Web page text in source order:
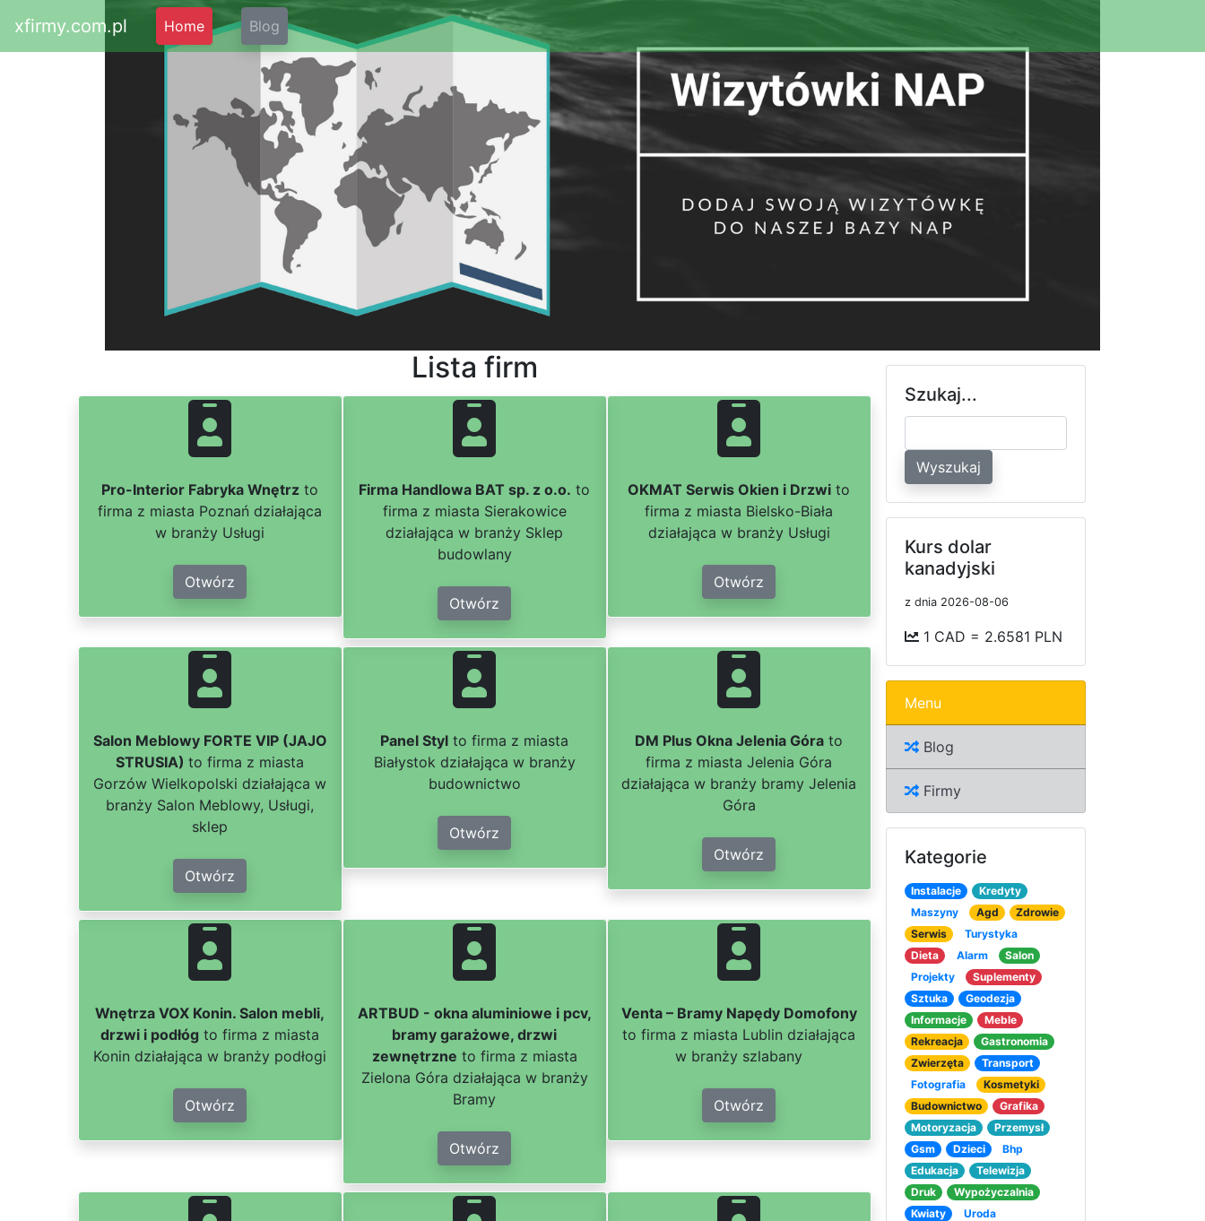
xfirmy.com.pl Home Blog
Lista firm
Pro-Interior Fabryka Wnętrz to
firma z miasta Poznań działająca
w branży Usługi
Otwórz
Firma Handlowa BAT sp. z o.o. to
firma z miasta Sierakowice
działająca w branży Sklep
budowlany
Otwórz
OKMAT Serwis Okien i Drzwi to
firma z miasta Bielsko-Biała
działająca w branży Usługi
Otwórz
Salon Meblowy FORTE VIP (JAJO
STRUSIA)to firma z miasta
Gorzów Wielkopolski działająca w
branży Salon Meblowy, Usługi,
sklep
Otwórz
Panel Styl to firma z miasta
Białystok działająca w branży
budownictwo
Otwórz
DM Plus Okna Jelenia Góra to
firma z miasta Jelenia Góra
działająca w branży bramy Jelenia
Góra
Otwórz
Wnętrza VOX Konin. Salon mebli,
drzwi i podłóg to firma z miasta
Konin działająca w branży podłogi
Otwórz
ARTBUD - okna aluminiowe i pcv,
bramy garażowe, drzwi
zewnętrzne to firma z miasta
Zielona Góra działająca w branży
Bramy
Otwórz
Venta – Bramy Napędy Domofony
to firma z miasta Lublin działająca
w branży szlabany
Otwórz
Szukaj...
Wyszukaj
Kurs dolar
kanadyjski
z dnia 2026-08-06
1 CAD = 2.6581 PLN
Menu
Blog
Firmy
Kategorie
Instalacje
Kredyty
Maszyny
Agd
Zdrowie
Serwis
Turystyka
Dieta
Alarm
Salon
Projekty
Suplementy
Sztuka
Geodezja
Informacje
Meble
Rekreacja
Gastronomia
Zwierzęta
Transport
Fotografia
Kosmetyki
Budownictwo
Grafika
Motoryzacja
Przemysł
Gsm
Dzieci
Bhp
Edukacja
Telewizja
Druk
Wypożyczalnia
Kwiaty
Uroda